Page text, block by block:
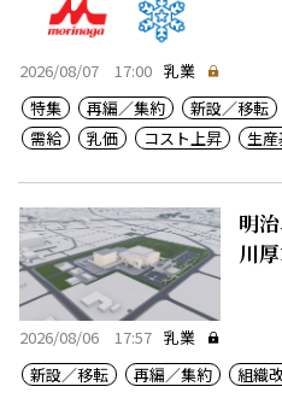
2026/08/07 17:00 乳業
特集
再編／集約 新設／移転
需給
乳価 コスト上昇 生
明
川
2026/08/06 17:57 乳業
新設／移転
再編／集約 組織